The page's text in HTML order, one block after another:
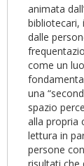
animata
bibliotecari,
dalle
come un
una
spazio
alla propria
lettura in
persone